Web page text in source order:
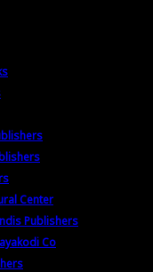
Center
Publishers
Co